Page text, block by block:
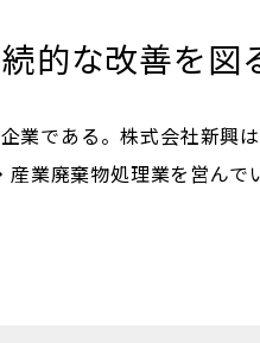
的な改善を図
業である。株式会社新興
業廃棄物処理業を営んで